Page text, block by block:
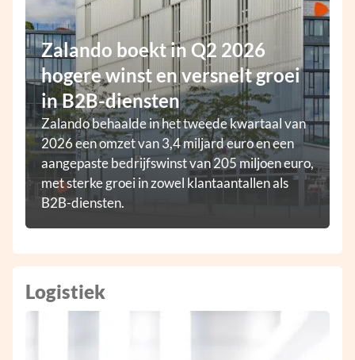
Zalando boekt in Q2 2026
hogere winst en versnelt groei
in B2B-diensten
Zalando behaalde in het tweede kwartaal van
2026 een omzet van 3,4 miljard euro en een
aangepaste bedrijfswinst van 205 miljoen euro,
met sterke groei in zowel klantaantallen als
B2B-diensten.
Logistiek